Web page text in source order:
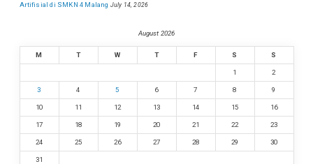
Artifisial di SMKN 4 Malang July 14, 2026
August 2026
M T W T F S S
1 2
3 4 5 6 7 8 9
10 11 12 13 14 15 16
17 18 19 20 21 22 23
24 25 26 27 28 29 30
31